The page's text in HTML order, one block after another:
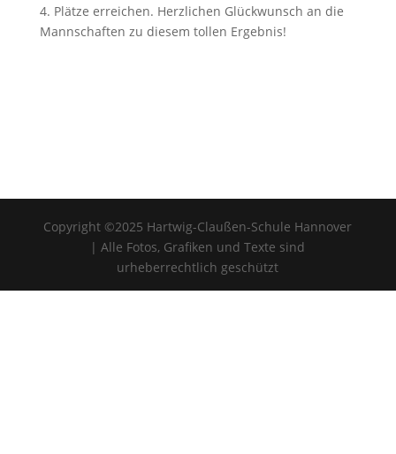
4. Plätze erreichen. Herzlichen Glückwunsch an die
Mannschaften zu diesem tollen Ergebnis!
Copyright ©2025 Hartwig-Claußen-Schule Hannover
| Alle Fotos, Grafiken und Texte sind
urheberrechtlich geschützt